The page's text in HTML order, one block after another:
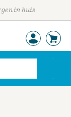
in huis